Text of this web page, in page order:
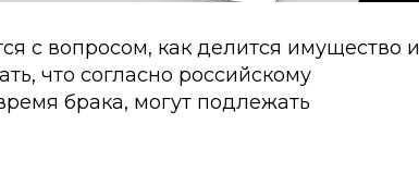
с вопросом, как делится имущество и
что согласно российскому
брака, могут подлежать